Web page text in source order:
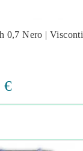

0,7 Nero | Visconti
€